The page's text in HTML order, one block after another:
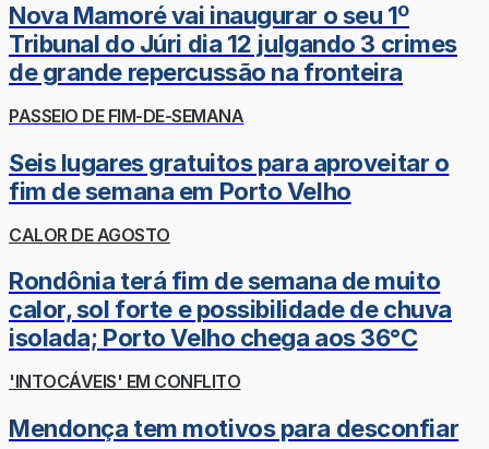
Nova Mamoré vai inaugurar o seu 1º
Tribunal do Júri dia 12 julgando 3 crimes
de grande repercussão na fronteira
PASSEIO DE FIM-DE-SEMANA
Seis lugares gratuitos para aproveitar o
fim de semana em Porto Velho
CALOR DE AGOSTO
Rondônia terá fim de semana de muito
calor, sol forte e possibilidade de chuva
isolada; Porto Velho chega aos 36°C
'INTOCÁVEIS' EM CONFLITO
Mendonça tem motivos para desconfiar